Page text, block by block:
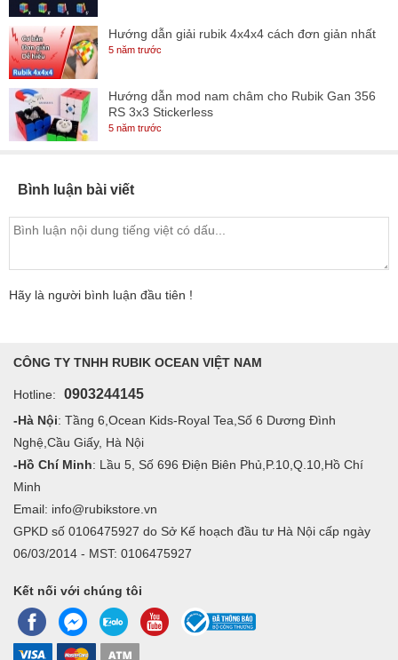
Hướng dẫn giải rubik 4x4x4 cách đơn giản nhất
5 năm trước
Hướng dẫn mod nam châm cho Rubik Gan 356
RS 3x3 Stickerless
5 năm trước
Bình luận bài viết
Hãy là người bình luận đầu tiên !
CÔNG TY TNHH RUBIK OCEAN VIỆT NAM
Hotline: 0903244145
-Hà Nội: Tầng 6,Ocean Kids-Royal Tea,Số 6 Dương Đình
Nghệ,Cầu Giấy, Hà Nội
-Hồ Chí Minh: Lầu 5, Số 696 Điện Biên Phủ,P.10,Q.10,Hồ Chí
Minh
Email: info@rubikstore.vn
GPKD số 0106475927 do Sở Kế hoạch đầu tư Hà Nội cấp ngày
06/03/2014 - MST: 0106475927
Kết nối với chúng tôi